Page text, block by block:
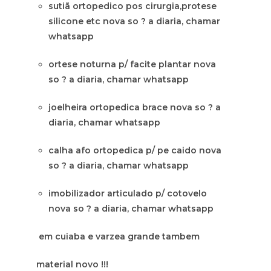
sutiã ortopedico pos cirurgia,protese
silicone etc nova so ? a diaria, chamar
whatsapp
ortese noturna p/ facite plantar nova
so ? a diaria, chamar whatsapp
joelheira ortopedica brace nova so ? a
diaria, chamar whatsapp
calha afo ortopedica p/ pe caido nova
so ? a diaria, chamar whatsapp
imobilizador articulado p/ cotovelo
nova so ? a diaria, chamar whatsapp
em cuiaba e varzea grande tambem
material novo !!!